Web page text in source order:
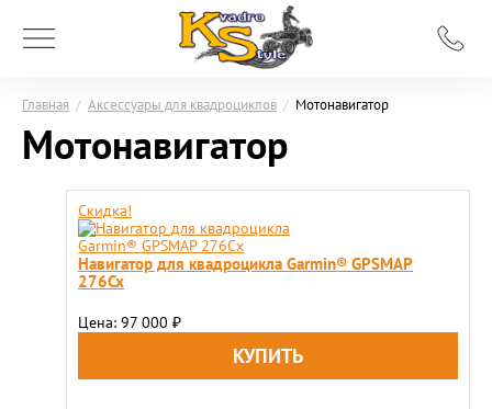
Главная / Аксессуары для квадроциклов / Мотонавигатор
Мотонавигатор
Скидка!
Навигатор для квадроцикла Garmin® GPSMAP
276Cx
Цена: 97 000 ₽